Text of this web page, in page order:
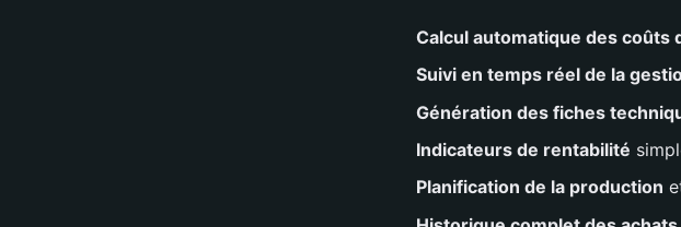
Calcul automatique des coûts
Suivi en temps réel de la
Génération des fiches
Indicateurs de rentabilité
Planification de la production